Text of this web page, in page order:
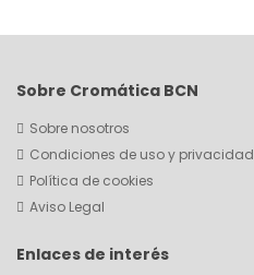
Sobre Cromática BCN
Sobre nosotros
Condiciones de uso y privacidad
Política de cookies
Aviso Legal
Enlaces de interés